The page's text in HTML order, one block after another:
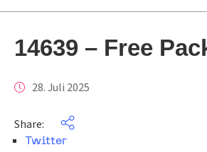
14639 – Free
28. Juli 2025
Share:
Twitter